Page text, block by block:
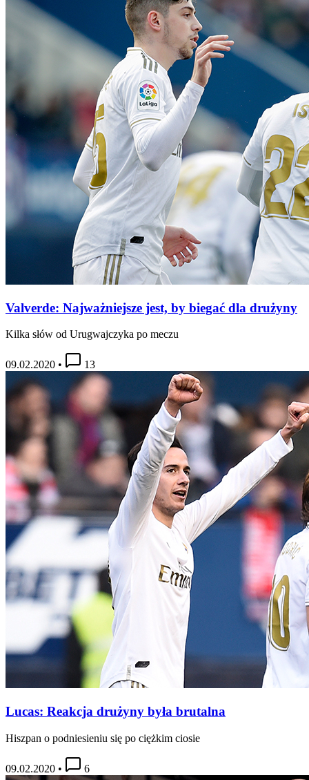
Valverde: Najważniejsze jest, by biegać dla drużyny
Kilka słów od Urugwajczyka po meczu
09.02.2020 • 13
Lucas: Reakcja drużyny była brutalna
Hiszpan o podniesieniu się po ciężkim ciosie
09.02.2020 • 6